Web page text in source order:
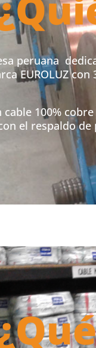
peruana
EUROLUZ
100%
el respaldo